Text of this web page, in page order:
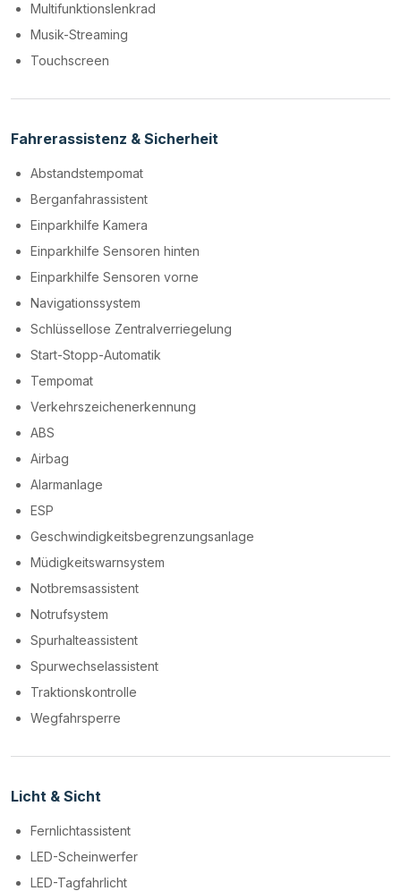
Multifunktionslenkrad
Musik-Streaming
Touchscreen
Fahrerassistenz & Sicherheit
Abstandstempomat
Berganfahrassistent
Einparkhilfe Kamera
Einparkhilfe Sensoren hinten
Einparkhilfe Sensoren vorne
Navigationssystem
Schlüssellose Zentralverriegelung
Start-Stopp-Automatik
Tempomat
Verkehrszeichenerkennung
ABS
Airbag
Alarmanlage
ESP
Geschwindigkeitsbegrenzungsanlage
Müdigkeitswarnsystem
Notbremsassistent
Notrufsystem
Spurhalteassistent
Spurwechselassistent
Traktionskontrolle
Wegfahrsperre
Licht & Sicht
Fernlichtassistent
LED-Scheinwerfer
LED-Tagfahrlicht